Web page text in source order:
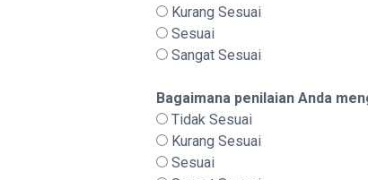
Kurang Sesuai
Sesuai
Sangat Sesuai
Bagaimana penilaian Anda
Tidak Sesuai
Kurang Sesuai
Sesuai